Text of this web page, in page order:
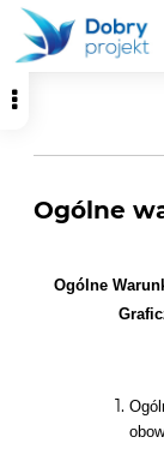
Ogólne
Ogólne